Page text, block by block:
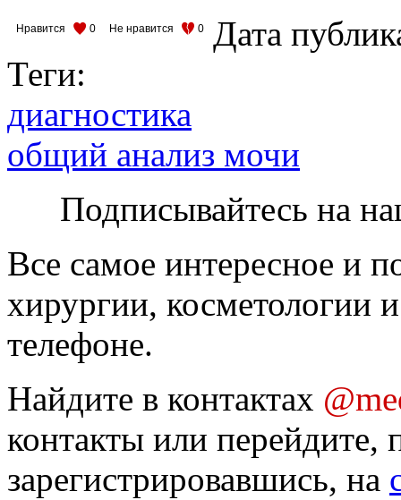
Нравится 0 Не нравится 0
Дата
Теги:
диагностика
общий анализ мочи
Подписывайтесь на
Все самое интересное и
хирургии, косметологии
телефоне.
Найдите в контактах
контакты или перейдите,
зарегистрировавшись, на